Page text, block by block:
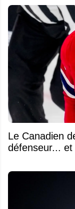
Le Canadien
défenseur...